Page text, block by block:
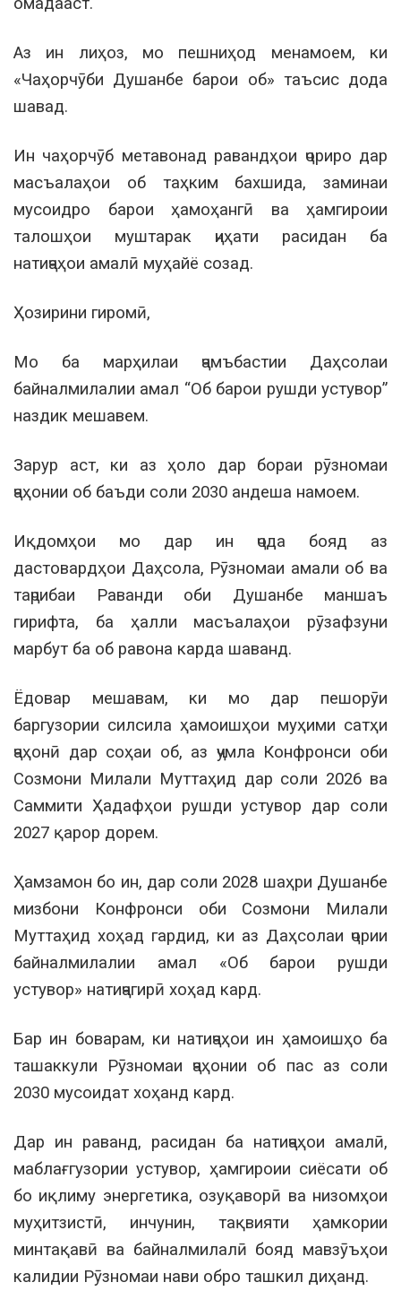
Аз ин лиҳоз, мо пешниҳод менамоем, ки
«Чаҳорчӯби Душанбе барои об» таъсис дода
шавад.
Ин чаҳорчӯб метавонад равандҳои ҷориро дар
масъалаҳои об таҳким бахшида, заминаи
мусоидро барои ҳамоҳангӣ ва ҳамгироии
талошҳои муштарак ҷиҳати расидан ба
натиҷаҳои амалӣ муҳайё созад.
Ҳозирини гиромӣ,
Мо ба марҳилаи ҷамъбастии Даҳсолаи
байналмилалии амал “Об барои рушди устувор”
наздик мешавем.
Зарур аст, ки аз ҳоло дар бораи рӯзномаи
ҷаҳонии об баъди соли 2030 андеша намоем.
Иқдомҳои мо дар ин ҷода бояд аз
дастовардҳои Даҳсола, Рӯзномаи амали об ва
таҷрибаи Раванди оби Душанбе маншаъ
гирифта, ба ҳалли масъалаҳои рӯзафзуни
марбут ба об равона карда шаванд.
Ёдовар мешавам, ки мо дар пешорӯи
баргузории силсила ҳамоишҳои муҳими сатҳи
ҷаҳонӣ дар соҳаи об, аз ҷумла Конфронси оби
Созмони Милали Муттаҳид дар соли 2026 ва
Саммити Ҳадафҳои рушди устувор дар соли
2027 қарор дорем.
Ҳамзамон бо ин, дар соли 2028 шаҳри Душанбе
мизбони Конфронси оби Созмони Милали
Муттаҳид хоҳад гардид, ки аз Даҳсолаи ҷории
байналмилалии амал «Об барои рушди
устувор» натиҷагирӣ хоҳад кард.
Бар ин боварам, ки натиҷаҳои ин ҳамоишҳо ба
ташаккули Рӯзномаи ҷаҳонии об пас аз соли
2030 мусоидат хоҳанд кард.
Дар ин раванд, расидан ба натиҷаҳои амалӣ,
маблағгузории устувор, ҳамгироии сиёсати об
бо иқлиму энергетика, озуқаворӣ ва низомҳои
муҳитзистӣ, инчунин, тақвияти ҳамкории
минтақавӣ ва байналмилалӣ бояд мавзӯъҳои
калидии Рӯзномаи нави обро ташкил диҳанд.